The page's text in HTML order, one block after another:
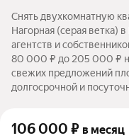
Снять двухкомнатную
Нагорная (серая
агентств и
80 000 ₽ до 205 000 ₽
свежих предложений
долгосрочной и
106 000 ₽ в месяц